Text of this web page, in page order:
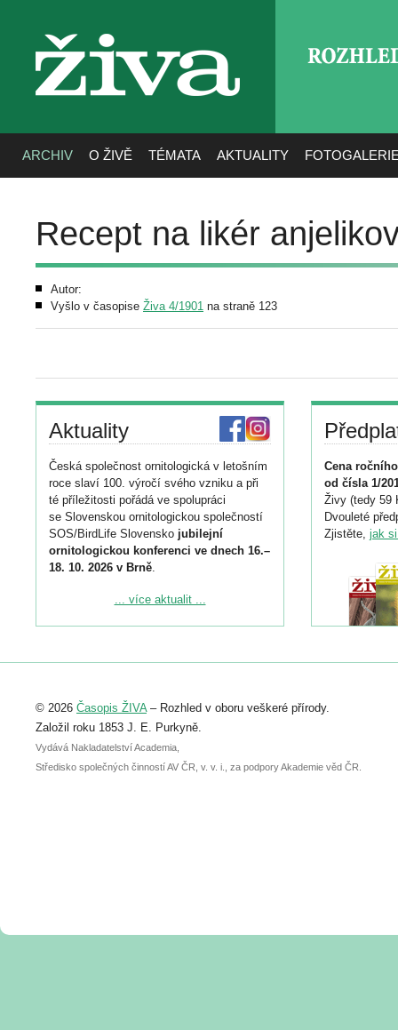
živa
ARCHIV O ŽIVĚ TÉMATA AKTUALITY
Recept na likér
Autor:
Vyšlo v časopise Živa 4/1901 na straně 123
Aktuality
Česká společnost ornitologická v letošním
roce slaví 100. výročí svého vzniku a při
té příležitosti pořádá ve spolupráci
se Slovenskou ornitologickou společností
SOS/BirdLife Slovensko jubilejní
ornitologickou konferenci ve dnech 16.–
18. 10. 2026 v Brně.
Podrobnější informace ke konferenci
Registrovat se můžete do 6. září.
abstraktu přihlášené přednášky nebo
posteru je už 30. června.
... více aktualit ...
Cena
od čísla 1/
Živy (tedy 59
Dvouleté
Zjistěte, jak
© 2026 Časopis ŽIVA– Rozhled v oboru veškeré přírody.
Založil roku 1853 J. E. Purkyně.
Vydává Nakladatelství Academia,
Středisko společných činností AV ČR, v. v. i., za podpory Akademie věd ČR.